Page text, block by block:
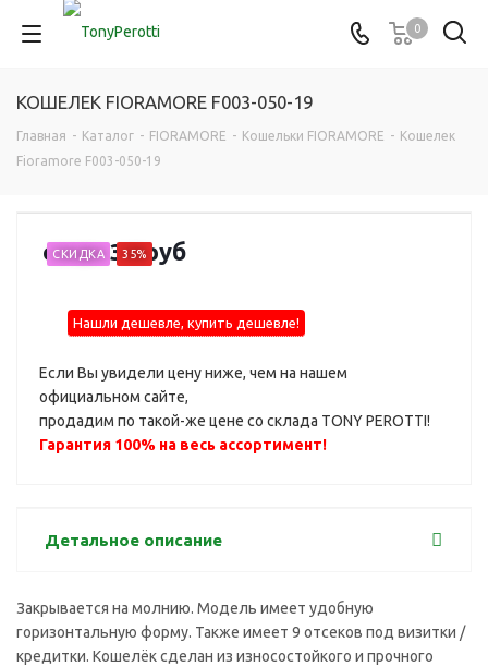
0
КОШЕЛЕК FIORAMORE F003-050-19
Главная - Каталог - FIORAMORE - Кошельки FIORAMORE - Кошелек
Fioramore F003-050-19
СКИДКА 35%
от3 430 руб
Нашли дешевле, купить дешевле!
Если Вы увидели цену ниже, чем на нашем
официальном сайте,
продадим по такой-же цене со склада TONY PEROTTI!
Гарантия 100% на весь ассортимент!
Детальное описание
Закрывается на молнию. Модель имеет удобную
горизонтальную форму. Также имеет 9 отсеков под визитки /
кредитки. Кошелёк сделан из износостойкого и прочного